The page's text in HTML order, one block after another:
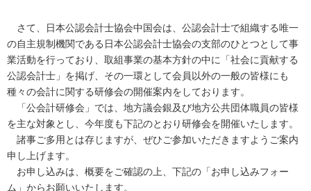
さて、日本公認会計士協会中国会は、公認会計士で組織する唯一
の自主規制機関である日本公認会計士協会の支部のひとつとして事
業活動を行っており、取組事業の基本方針の中に「社会に貢献する
公認会計士」を掲げ、その一環として会員以外の一般の皆様にも
種々の会計に関する研修会の開催案内をしております。
「公会計研修会」では、地方議会銀及び地方公共団体職員の皆様
を主な対象とし、今年度も下記のとおり研修会を開催いたします。
諸事ご多用とは存じますが、ぜひご参加いただきますようご案内
申し上げます。
お申し込みは、概要をご確認の上、下記の「お申し込みフォー
ム」からお願いいたします。